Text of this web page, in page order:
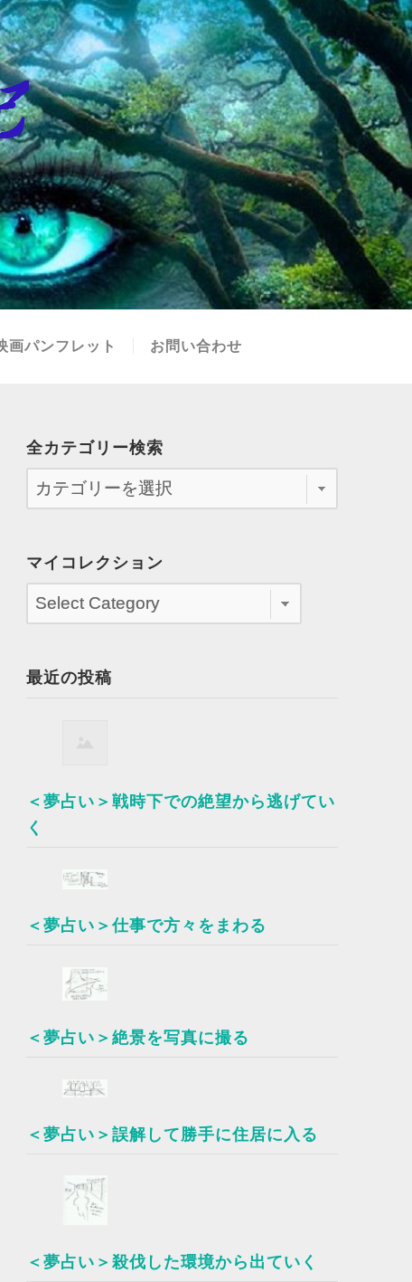
画パンフレット お問い合わせ
全カテゴリー検索
マイコレクション
最近の投稿
＜夢占い＞戦時下での絶望から逃げてい
く
＜夢占い＞仕事で方々をまわる
＜夢占い＞絶景を写真に撮る
＜夢占い＞誤解して勝手に住居に入る
＜夢占い＞殺伐した環境から出ていく